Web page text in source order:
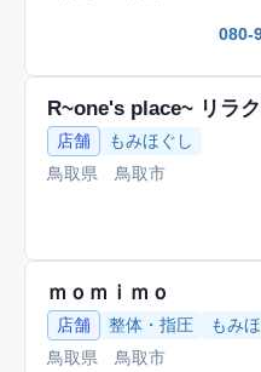
080-
R~one's place~ リラ
店舗
もみほぐし
鳥取県 鳥取市
ｍｏｍｉｍｏ
店舗 整体・指圧
もみ
鳥取県 鳥取市